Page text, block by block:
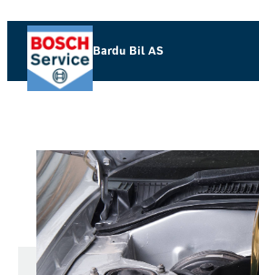
Bardu Bil AS